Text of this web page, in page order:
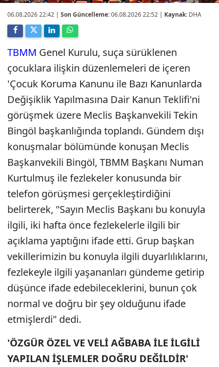
06.08.2026 22:42 | Son Güncelleme:06.08.2026 22:52 | Kaynak: DHA
TBMM Genel Kurulu, suça sürüklenen
çocuklara ilişkin düzenlemeleri de içeren
'Çocuk Koruma Kanunu ile Bazı Kanunlarda
Değişiklik Yapılmasına Dair Kanun Teklifi'ni
görüşmek üzere Meclis Başkanvekili Tekin
Bingöl başkanlığında toplandı. Gündem dışı
konuşmalar bölümünde konuşan Meclis
Başkanvekili Bingöl, TBMM Başkanı Numan
Kurtulmuş ile fezlekeler konusunda bir
telefon görüşmesi gerçekleştirdiğini
belirterek, "Sayın Meclis Başkanı bu konuyla
ilgili, iki hafta önce fezlekelerle ilgili bir
açıklama yaptığını ifade etti. Grup başkan
vekillerimizin bu konuyla ilgili duyarlılıklarını,
fezlekeyle ilgili yaşananları gündeme getirip
düşünce ifade edebileceklerini, bunun çok
normal ve doğru bir şey olduğunu ifade
etmişlerdi" dedi.
'ÖZGÜR ÖZEL VE VELİ AĞBABA İLE İLGİLİ
YAPILAN İŞLEMLER DOĞRU DEĞİLDİR'